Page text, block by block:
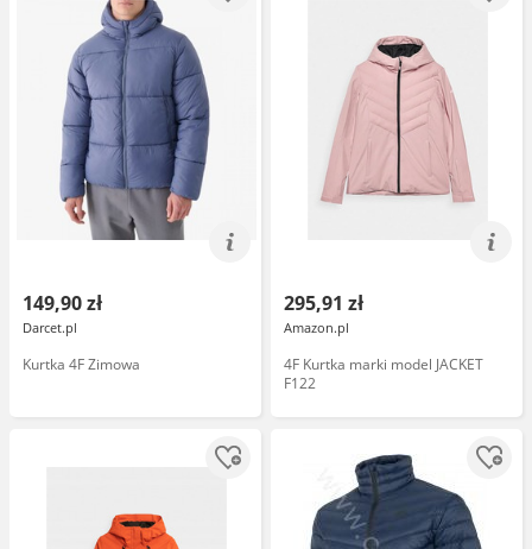
149,90 zł
Darcet.pl
Kurtka 4F Zimowa
295,91 zł
Amazon.pl
4F Kurtka marki model JACKET
F122